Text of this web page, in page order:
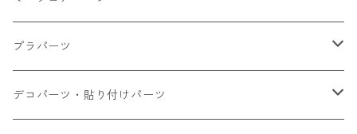
大きいパーツ グラス系
小さいパーツ グラス系
プラパーツ
ナスカン カニカン
デコパーツ・貼り付けパーツ